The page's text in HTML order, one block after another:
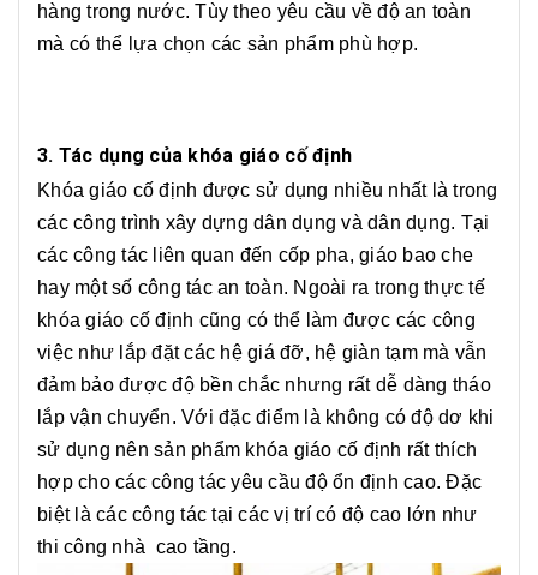
hàng trong nước. Tùy theo yêu cầu về độ an toàn
mà có thể lựa chọn các sản phẩm phù hợp.
3. Tác dụng của khóa giáo cố định
Khóa giáo cố định được sử dụng nhiều nhất là trong
các công trình xây dựng dân dụng và dân dụng. Tại
các công tác liên quan đến cốp pha, giáo bao che
hay một số công tác an toàn. Ngoài ra trong thực tế
khóa giáo cố định cũng có thể làm được các công
việc như lắp đặt các hệ giá đỡ, hệ giàn tạm mà vẫn
đảm bảo được độ bền chắc nhưng rất dễ dàng tháo
lắp vận chuyển. Với đặc điểm là không có độ dơ khi
sử dụng nên sản phẩm khóa giáo cố định rất thích
hợp cho các công tác yêu cầu độ ổn định cao. Đặc
biệt là các công tác tại các vị trí có độ cao lớn như
thi công nhà cao tầng.